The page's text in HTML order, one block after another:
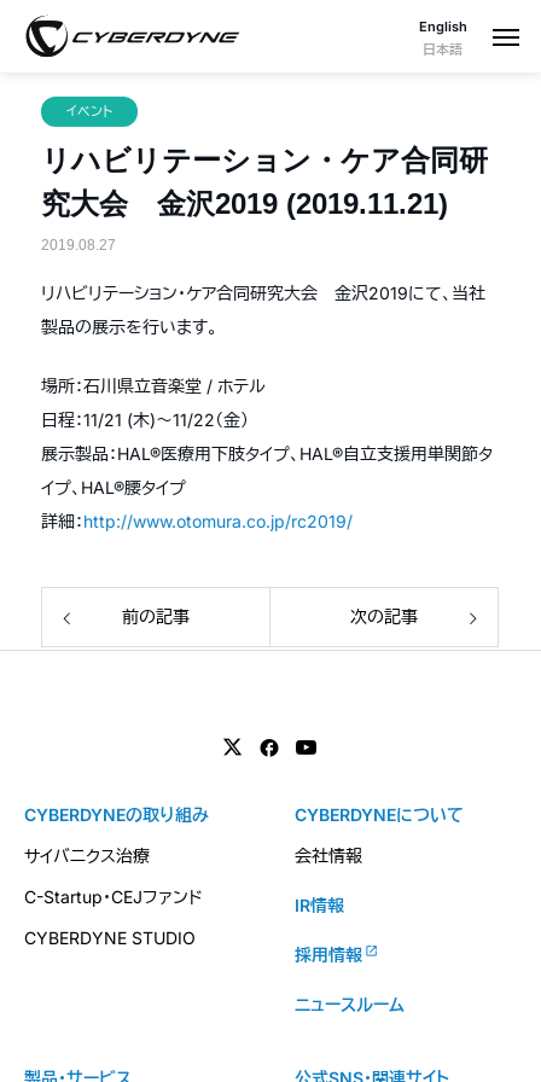
English
日本語
イベント
リハビリテーション・ケア合同研
究大会 金沢2019 (2019.11.21)
2019.08.27
リハビリテーション・ケア合同研究大会 金沢2019にて、当社
製品の展示を行います。
場所：石川県立音楽堂 / ホテル
日程：11/21 (木)〜11/22（金）
展示製品：HAL®医療用下肢タイプ、HAL®自立支援用単関節タ
イプ、HAL®腰タイプ
詳細：http://www.otomura.co.jp/rc2019/
前の記事 次の記事
製品・サービス
CYBERDYNEの取り組み
サイバニクス治療
C-Startup・CEJファンド
CYBERDYNE STUDIO
CYBERDYNEについて
会社情報
IR情報
採用情報
ニュースルーム
公式SNS・関連サイト